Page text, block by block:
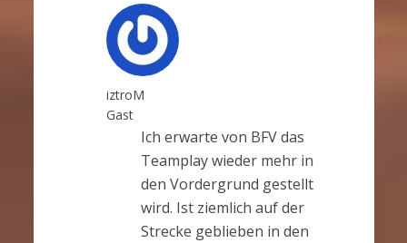
iztroM
Gast
Ich erwarte von BFV das
Teamplay wieder mehr in
den Vordergrund gestellt
wird. Ist ziemlich auf der
Strecke geblieben in den